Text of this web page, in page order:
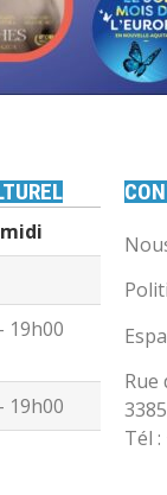
19h00
19h00
Rue
Tél :